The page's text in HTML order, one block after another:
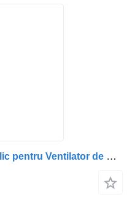
Motor hidraulik Motor Hidraulic pentru Ventilator de Răcire untuk truk Scania 470937 1764450